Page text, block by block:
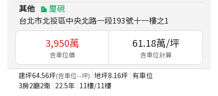
其他
璽硯
台北市北投區中央北路一段193號十一樓之1
3,950萬
含車位價
61.18萬/坪
含車位計算
建坪64.56坪(含車位--坪) 地坪8.16坪 有車位
3房2廳2衛 22.5年 11樓/11樓